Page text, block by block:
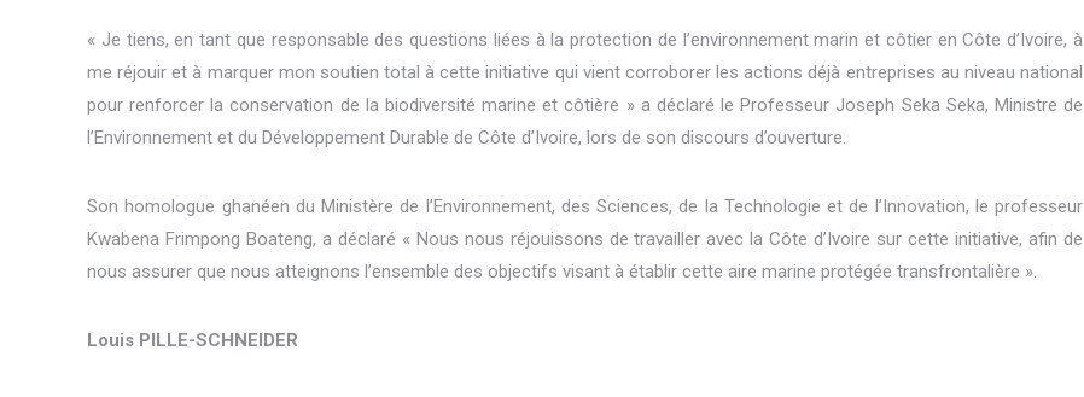
« Je tiens, en tant que responsable des questions liées à la protection de l’environnement marin et côtier en Côte d’Ivoire, à
me réjouir et à marquer mon soutien total à cette initiative qui vient corroborer les actions déjà entreprises au niveau national
pour renforcer la conservation de la biodiversité marine et côtière » a déclaré le Professeur Joseph Seka Seka, Ministre de
l’Environnement et du Développement Durable de Côte d’Ivoire, lors de son discours d’ouverture.
Son homologue ghanéen du Ministère de l’Environnement, des Sciences, de la Technologie et de l’Innovation, le professeur
Kwabena Frimpong Boateng, a déclaré « Nous nous réjouissons de travailler avec la Côte d’Ivoire sur cette initiative, afin de
nous assurer que nous atteignons l’ensemble des objectifs visant à établir cette aire marine protégée transfrontalière ».
Louis PILLE-SCHNEIDER